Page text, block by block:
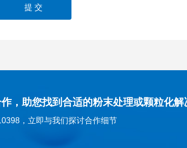
，助您找到合适的粉末处理或颗粒化解
，立即与我们探讨合作细节